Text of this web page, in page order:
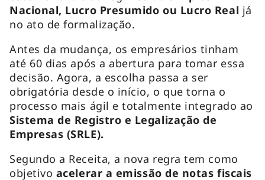
Nacional, Lucro Presumido ou Lucro Real já
no ato de formalização.
Antes da mudança, os empresários tinham
até 60 dias após a abertura para tomar essa
decisão. Agora, a escolha passa a ser
obrigatória desde o início, o que torna o
processo mais ágil e totalmente integrado ao
Sistema de Registro e Legalização de
Empresas (SRLE).
Segundo a Receita, a nova regra tem como
objetivo acelerar a emissão de notas fiscais